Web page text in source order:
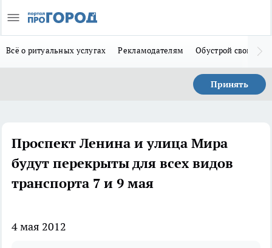
Всё о ритуальных услугах Рекламодателям Обустрой свой дом
Принять
Проспект Ленина и улица Мира
будут перекрыты для всех видов
транспорта 7 и 9 мая
4 мая 2012